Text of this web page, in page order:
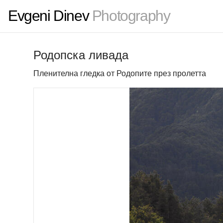
Evgeni DinevPhotography
Родопска ливада
Пленителна гледка от Родопите през пролетта